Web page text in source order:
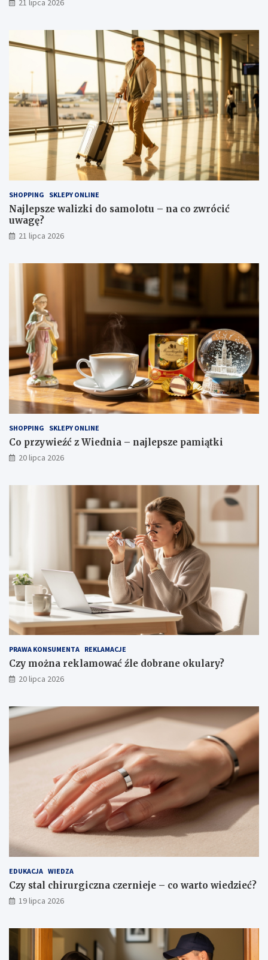
21 lipca 2026
SHOPPING SKLEPY ONLINE
Najlepsze walizki do samolotu – na co zwrócić
uwagę?
21 lipca 2026
SHOPPING SKLEPY ONLINE
Co przywieźć z Wiednia – najlepsze pamiątki
20 lipca 2026
PRAWA KONSUMENTA REKLAMACJE
Czy można reklamować źle dobrane okulary?
20 lipca 2026
EDUKACJA WIEDZA
Czy stal chirurgiczna czernieje – co warto wiedzieć?
19 lipca 2026